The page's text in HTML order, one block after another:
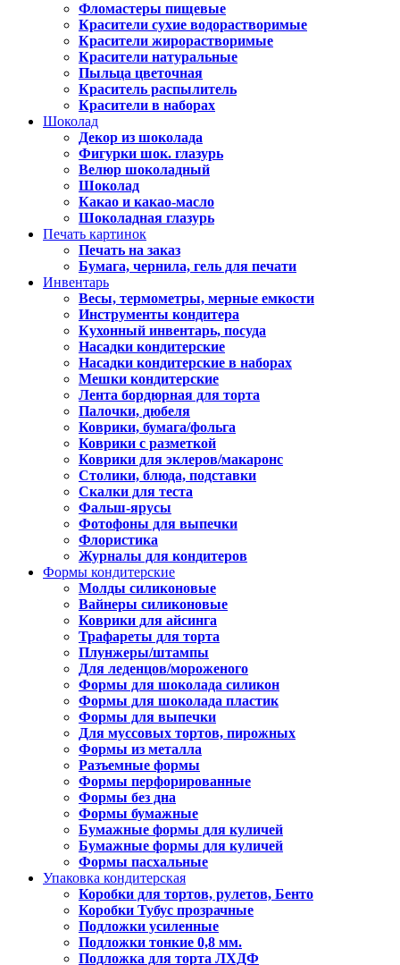
Фломастеры пищевые
Красители сухие водорастворимые
Красители жирорастворимые
Красители натуральные
Пыльца цветочная
Краситель распылитель
Красители в наборах
Шоколад
Декор из шоколада
Фигурки шок. глазурь
Велюр шоколадный
Шоколад
Какао и какао-масло
Шоколадная глазурь
Печать картинок
Печать на заказ
Бумага, чернила, гель для печати
Инвентарь
Весы, термометры, мерные емкости
Инструменты кондитера
Кухонный инвентарь, посуда
Насадки кондитерские
Насадки кондитерские в наборах
Мешки кондитерские
Лента бордюрная для торта
Палочки, дюбеля
Коврики, бумага/фольга
Коврики с разметкой
Коврики для эклеров/макаронс
Столики, блюда, подставки
Скалки для теста
Фальш-ярусы
Фотофоны для выпечки
Флористика
Журналы для кондитеров
Формы кондитерские
Молды силиконовые
Вайнеры силиконовые
Коврики для айсинга
Трафареты для торта
Плунжеры/штампы
Для леденцов/мороженого
Формы для шоколада силикон
Формы для шоколада пластик
Формы для выпечки
Для муссовых тортов, пирожных
Формы из металла
Разъемные формы
Формы перфорированные
Формы без дна
Формы бумажные
Бумажные формы для куличей
Бумажные формы для куличей
Формы пасхальные
Упаковка кондитерская
Коробки для тортов, рулетов, Бенто
Коробки Тубус прозрачные
Подложки усиленные
Подложки тонкие 0,8 мм.
Подложка для торта ЛХДФ